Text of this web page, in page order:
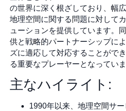
の世界に深く根ざしており、幅
地理空間に関する問題に対して
ューションを提供しています。
供と戦略的パートナーシップに
ズに適応して対応することがで
る重要なプレーヤーとなっていま
主なハイライト:
1990年以来、地理空間サ